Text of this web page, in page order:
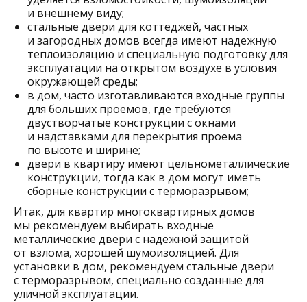
и внешнему виду;
стальные двери для коттеджей, частных
и загородных домов всегда имеют надежную
теплоизоляцию и специальную подготовку для
эксплуатации на открытом воздухе в условия
окружающей среды;
в дом, часто изготавливаются входные группы
для больших проемов, где требуются
двустворчатые конструкции с окнами
и надставками для перекрытия проема
по высоте и ширине;
двери в квартиру имеют цельнометаллические
конструкции, тогда как в дом могут иметь
сборные конструкции с терморазрывом;
Итак, для квартир многоквартирных домов
мы рекомендуем выбирать входные
металлические двери с надежной защитой
от взлома, хорошей шумоизоляцией. Для
установки в дом, рекомендуем стальные двери
с терморазрывом, специально созданные для
уличной эксплуатации.